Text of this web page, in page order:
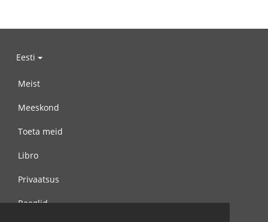
Eesti
Meist
Meeskond
Toeta meid
Libro
Privaatsus
Reeglid